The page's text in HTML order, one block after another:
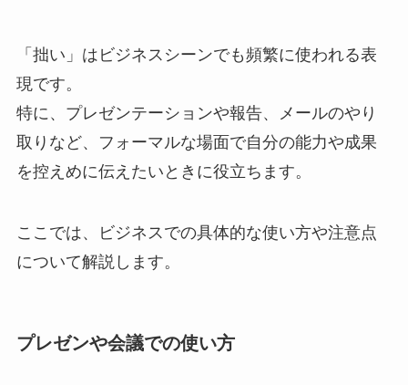
「拙い」はビジネスシーンでも頻繁に使われる表
現です。
特に、プレゼンテーションや報告、メールのやり
取りなど、フォーマルな場面で自分の能力や成果
を控えめに伝えたいときに役立ちます。
ここでは、ビジネスでの具体的な使い方や注意点
について解説します。
プレゼンや会議での使い方